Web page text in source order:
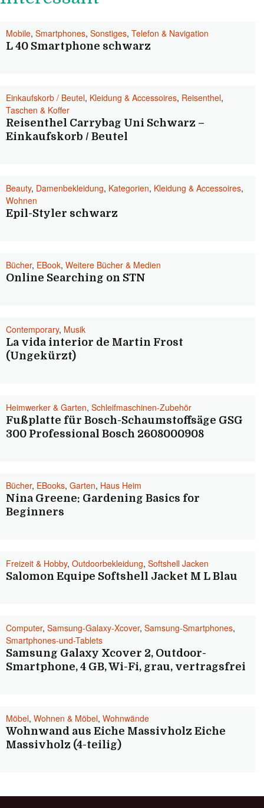
Mobile, Smartphones, Sonstiges, Telefon & Navigation
L 40 Smartphone schwarz
Einkaufskorb / Beutel, Kleidung & Accessoires, Reisenthel,
Taschen & Koffer
Reisenthel Carrybag Uni Schwarz –
Einkaufskorb / Beutel
Beauty, Damenbekleidung, Kategorien, Kleidung & Accessoires,
Wohnen
Epil-Styler schwarz
Bücher, EBook, Weitere Bücher & Medien
Online Searching on STN
Contemporary, Musik
La vida interior de Martin Frost
(Ungekürzt)
Heimwerker & Garten, Schleifmaschinen-Zubehör
Fußplatte für Bosch-Schaumstoffsäge GSG
300 Professional Bosch 2608000908
Bücher, EBooks, Garten, Haus Heim
Nina Greene: Gardening Basics for
Beginners
Freizeit & Hobby, Outdoorbekleidung, Softshell Jacken
Salomon Equipe Softshell Jacket M L Blau
Computer, Samsung-Galaxy-Xcover, Samsung-Smartphones,
Smartphones-und-Tablets
Samsung Galaxy Xcover 2, Outdoor-
Smartphone, 4 GB, Wi-Fi, grau, vertragsfrei
Möbel, Wohnen & Möbel, Wohnwände
Wohnwand aus Eiche Massivholz Eiche
Massivholz (4-teilig)